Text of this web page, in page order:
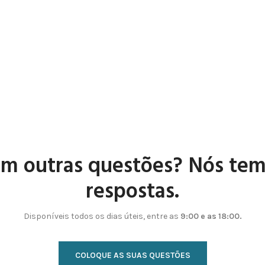
outras questões? Nós
respostas.
Disponíveis todos os dias úteis, entre as 9:00 e as 18:00.
COLOQUE AS SUAS QUESTÕES